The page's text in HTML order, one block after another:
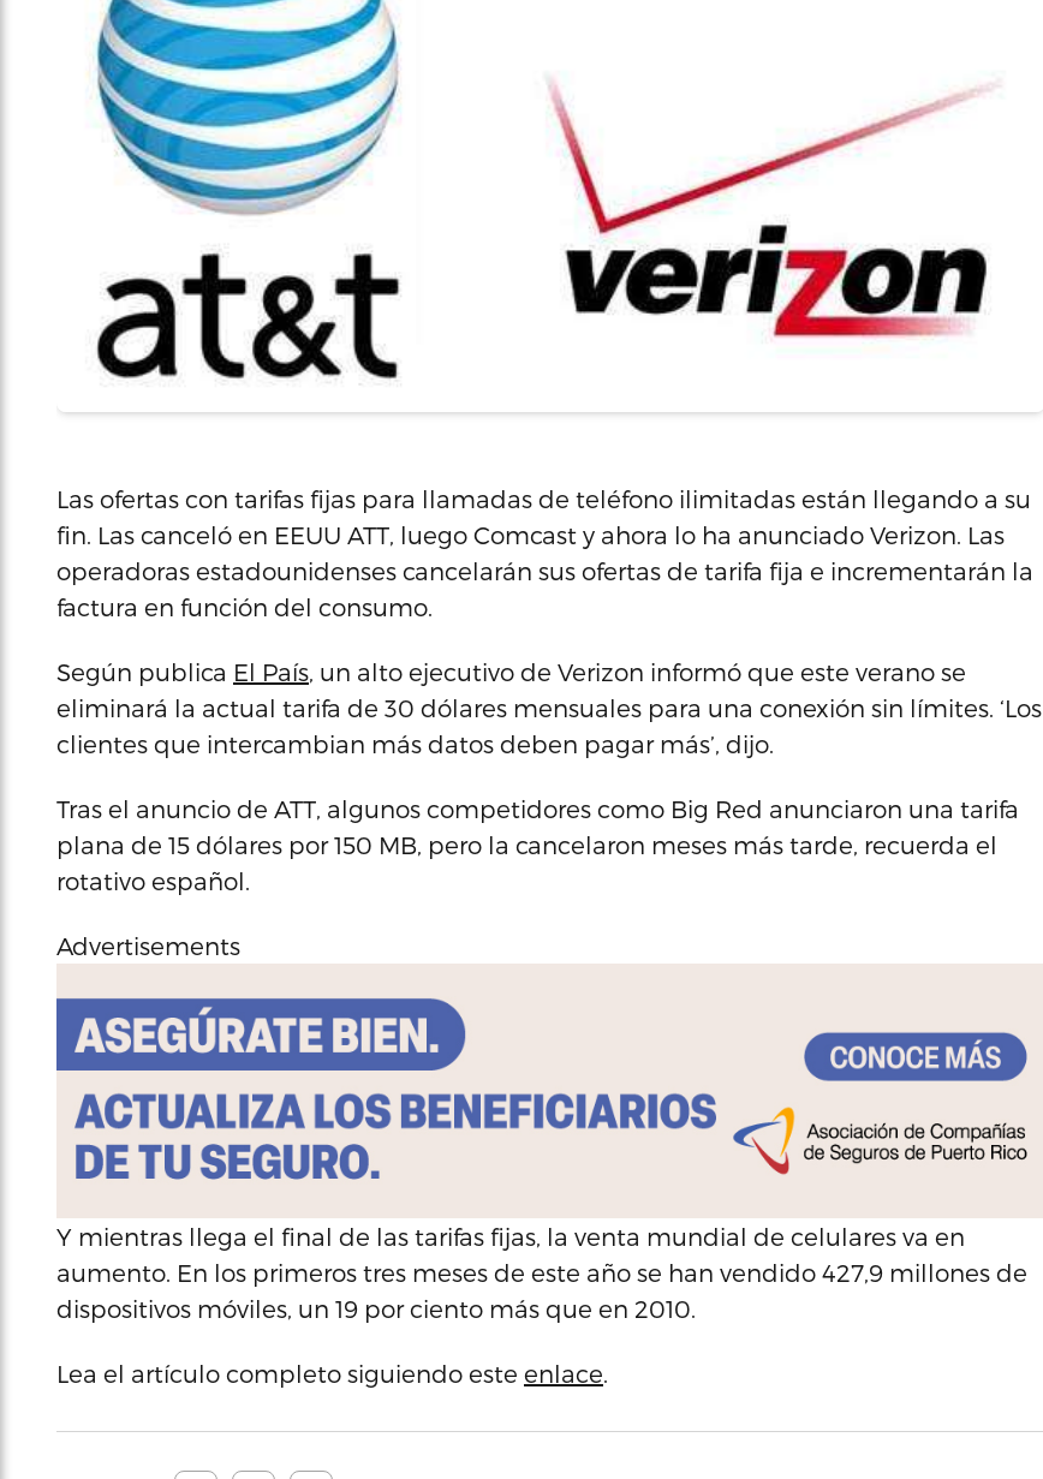
Las ofertas con tarifas fijas para llamadas de teléfono ilimitadas están llegando a su
fin. Las canceló en EEUU ATT, luego Comcast y ahora lo ha anunciado Verizon. Las
operadoras estadounidenses cancelarán sus ofertas de tarifa fija e incrementarán la
factura en función del consumo.
Según publica El País, un alto ejecutivo de Verizon informó que este verano se
eliminará la actual tarifa de 30 dólares mensuales para una conexión sin límites. ‘Los
clientes que intercambian más datos deben pagar más’, dijo.
Tras el anuncio de ATT, algunos competidores como Big Red anunciaron una tarifa
plana de 15 dólares por 150 MB, pero la cancelaron meses más tarde, recuerda el
rotativo español.
Advertisements
Y mientras llega el final de las tarifas fijas, la venta mundial de celulares va en
aumento. En los primeros tres meses de este año se han vendido 427,9 millones de
dispositivos móviles, un 19 por ciento más que en 2010.
Lea el artículo completo siguiendo este enlace.